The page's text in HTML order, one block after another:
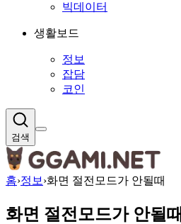
빅데이터
생활보드
정보
잡담
코인
검색
홈›정보 ›화면 절전모드가 안될때
화면 절전모드가 안될때